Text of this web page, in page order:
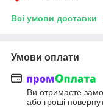
Всі умови доставки
Умови оплати
Ви отримаєте
або гроші